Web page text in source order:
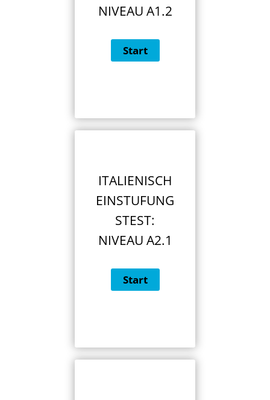
NIVEAU A1.2
ITALIENISCH
EINSTUFUNG
STEST:
NIVEAU A2.1